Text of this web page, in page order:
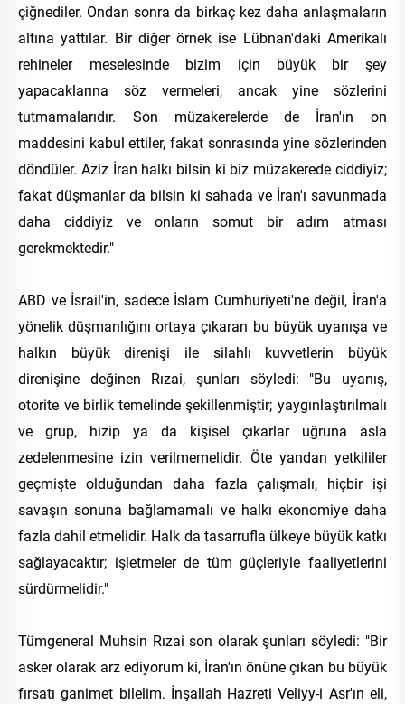
çiğnediler. Ondan sonra da birkaç kez daha anlaşmaların
altına yattılar. Bir diğer örnek ise Lübnan'daki Amerikalı
rehineler meselesinde bizim için büyük bir şey
yapacaklarına söz vermeleri, ancak yine sözlerini
tutmamalarıdır. Son müzakerelerde de İran'ın on
maddesini kabul ettiler, fakat sonrasında yine sözlerinden
döndüler. Aziz İran halkı bilsin ki biz müzakerede ciddiyiz;
fakat düşmanlar da bilsin ki sahada ve İran'ı savunmada
daha ciddiyiz ve onların somut bir adım atması
gerekmektedir."
ABD ve İsrail'in, sadece İslam Cumhuriyeti'ne değil, İran'a
yönelik düşmanlığını ortaya çıkaran bu büyük uyanışa ve
halkın büyük direnişi ile silahlı kuvvetlerin büyük
direnişine değinen Rızai, şunları söyledi: "Bu uyanış,
otorite ve birlik temelinde şekillenmiştir; yaygınlaştırılmalı
ve grup, hizip ya da kişisel çıkarlar uğruna asla
zedelenmesine izin verilmemelidir. Öte yandan yetkililer
geçmişte olduğundan daha fazla çalışmalı, hiçbir işi
savaşın sonuna bağlamamalı ve halkı ekonomiye daha
fazla dahil etmelidir. Halk da tasarrufla ülkeye büyük katkı
sağlayacaktır; işletmeler de tüm güçleriyle faaliyetlerini
sürdürmelidir."
Tümgeneral Muhsin Rızai son olarak şunları söyledi: "Bir
asker olarak arz ediyorum ki, İran'ın önüne çıkan bu büyük
fırsatı ganimet bilelim. İnşallah Hazreti Veliyy-i Asr'ın eli,